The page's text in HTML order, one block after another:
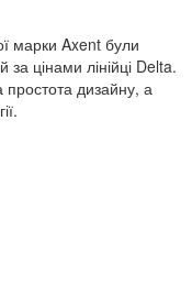
марки Axent були
цінами лінійці Delta.
простота дизайну, а